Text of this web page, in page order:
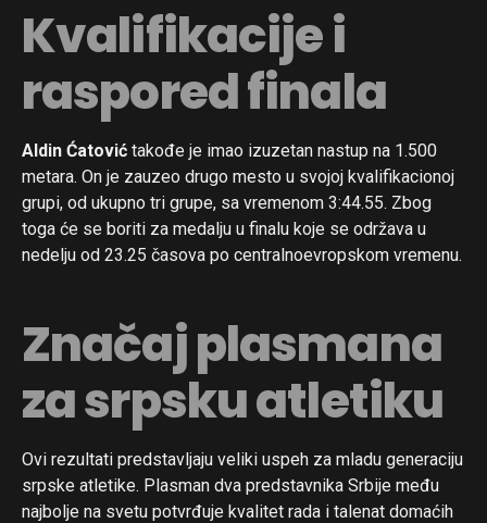
Kvalifikacije i
raspored finala
Aldin Ćatović takođe je imao izuzetan nastup na 1.500
metara. On je zauzeo drugo mesto u svojoj kvalifikacionoj
grupi, od ukupno tri grupe, sa vremenom 3:44.55. Zbog
toga će se boriti za medalju u finalu koje se održava u
nedelju od 23.25 časova po centralnoevropskom vremenu.
Značaj plasmana
za srpsku atletiku
Ovi rezultati predstavljaju veliki uspeh za mladu generaciju
srpske atletike. Plasman dva predstavnika Srbije među
najbolje na svetu potvrđuje kvalitet rada i talenat domaćih